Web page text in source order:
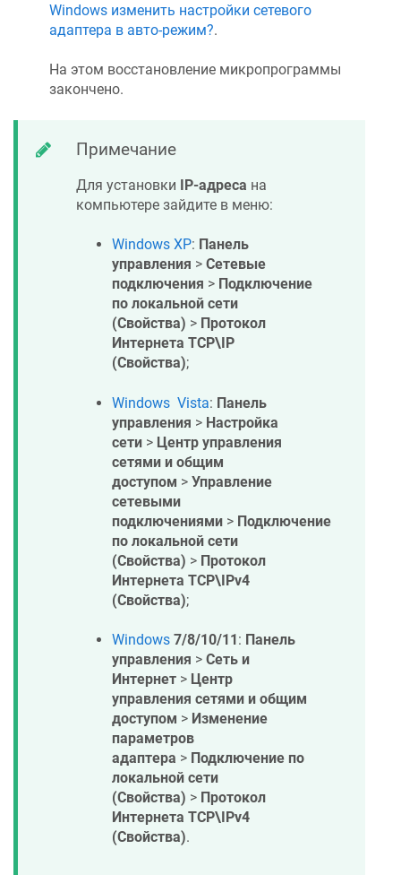
Windows изменить настройки сетевого
адаптера в авто-режим?.
На этом восстановление микропрограммы
закончено.
Примечание
Для установки IP-адреса на
компьютере зайдите в меню:
Windows XP: Панель
управления > Сетевые
подключения > Подключение
по локальной сети
(Свойства) > Протокол
Интернета TCP\IP
(Свойства);
Windows Vista: Панель
управления > Настройка
сети > Центр управления
сетями и общим
доступом > Управление
сетевыми
подключениями > Подключение
по локальной сети
(Свойства) > Протокол
Интернета TCP\IPv4
(Свойства);
Windows 7/8/10/11: Панель
управления > Сеть и
Интернет > Центр
управления сетями и общим
доступом > Изменение
параметров
адаптера > Подключение по
локальной сети
(Свойства) > Протокол
Интернета TCP\IPv4
(Свойства).